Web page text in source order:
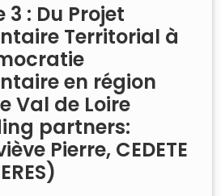
3 : Du Projet
Territorial à
en région
Val de Loire
partners:
Pierre, CEDETE